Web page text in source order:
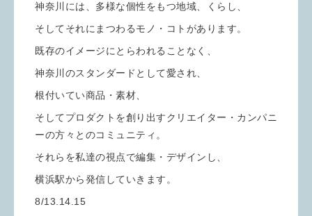
神奈川には、多様な個性をもつ地域、くらし、
そしてそれにまつわるモノ・コトがあります。
既存のイメージにとらわれることなく、
神奈川のスタンダードとして愛され、
根付いてい商品・素材、
そしてプロダクトを創り出すクリエイター・カンパニ
ーの方々とのコミュニティ。
それらを私達の視点で編集・デザインし、
横浜駅から発信していきます。
8/13.14.15